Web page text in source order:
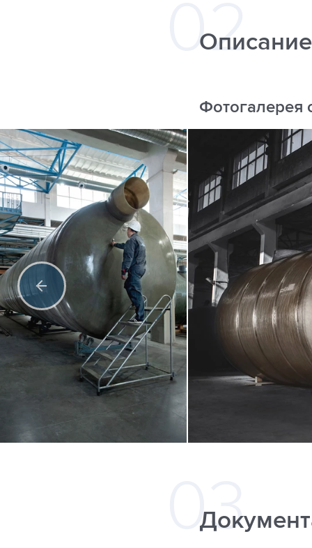
Описание
Фотогалерея